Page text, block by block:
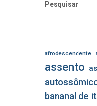
Pesquisar
afrodescendente
assento
bananal de